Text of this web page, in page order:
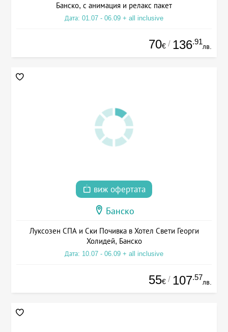
Банско, с анимация и релакс пакет
Дата: 01.07 - 06.09 + all inclusive
70€ / 136.91
лв.
виж офертата
Банско
Луксозен СПА и Ски Почивка в Хотел Свети Георги
Холидей, Банско
Дата: 10.07 - 06.09 + all inclusive
55€ / 107.57
лв.